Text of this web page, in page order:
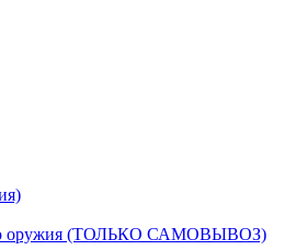
оружия (ТОЛЬКО САМОВЫВОЗ)